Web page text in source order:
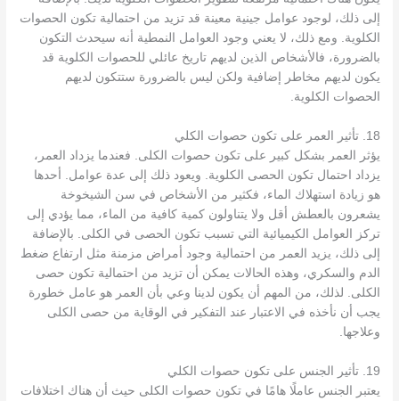
إلى ذلك، لوجود عوامل جينية معينة قد تزيد من احتمالية تكون الحصوات
الكلوية. ومع ذلك، لا يعني وجود العوامل النمطية أنه سيحدث التكون
بالضرورة، فالأشخاص الذين لديهم تاريخ عائلي للحصوات الكلوية قد
يكون لديهم مخاطر إضافية ولكن ليس بالضرورة ستتكون لديهم
الحصوات الكلوية.
18. تأثير العمر على تكون حصوات الكلي
يؤثر العمر بشكل كبير على تكون حصوات الكلى. فعندما يزداد العمر،
يزداد احتمال تكون الحصى الكلوية. ويعود ذلك إلى عدة عوامل. أحدها
هو زيادة استهلاك الماء، فكثير من الأشخاص في سن الشيخوخة
يشعرون بالعطش أقل ولا يتناولون كمية كافية من الماء، مما يؤدي إلى
تركز العوامل الكيميائية التي تسبب تكون الحصى في الكلى. بالإضافة
إلى ذلك، يزيد العمر من احتمالية وجود أمراض مزمنة مثل ارتفاع ضغط
الدم والسكري، وهذه الحالات يمكن أن تزيد من احتمالية تكون حصى
الكلى. لذلك، من المهم أن يكون لدينا وعي بأن العمر هو عامل خطورة
يجب أن نأخذه في الاعتبار عند التفكير في الوقاية من حصى الكلى
وعلاجها.
19. تأثير الجنس على تكون حصوات الكلي
يعتبر الجنس عاملًا هامًا في تكون حصوات الكلى حيث أن هناك اختلافات